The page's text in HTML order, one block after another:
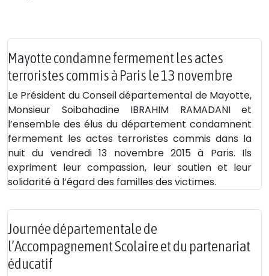
Mayotte condamne fermement les actes
terroristes commis à Paris le 13 novembre
Le Président du Conseil départemental de Mayotte,
Monsieur Soibahadine IBRAHIM RAMADANI et
l’ensemble des élus du département condamnent
fermement les actes terroristes commis dans la
nuit du vendredi 13 novembre 2015 à Paris. Ils
expriment leur compassion, leur soutien et leur
solidarité à l’égard des familles des victimes.
Journée départementale de
l’Accompagnement Scolaire et du partenariat
éducatif